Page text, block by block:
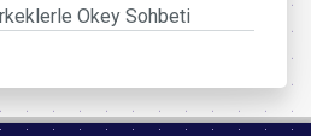
Okey Sohbeti